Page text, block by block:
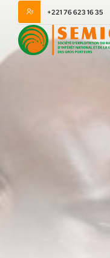
+221 76 623 16 35